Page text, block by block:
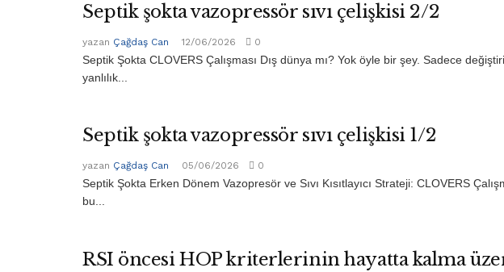
Septik şokta vazopressör sıvı çelişkisi 2/2
yazan Çağdaş Can 12/06/2026 0
Septik Şokta CLOVERS Çalışması Dış dünya mı? Yok öyle bir şey. Sadece
yanlılık...
Septik şokta vazopressör sıvı çelişkisi 1/2
yazan Çağdaş Can 05/06/2026 0
Septik Şokta Erken Dönem Vazopresör ve Sıvı Kısıtlayıcı Strateji: CLOVERS
bu...
RSI öncesi HOP kriterlerinin hayatta kalma